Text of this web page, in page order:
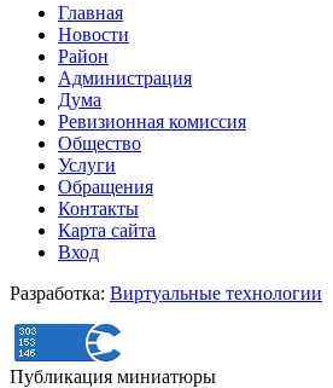
Главная
Новости
Район
Администрация
Дума
Ревизионная комиссия
Общество
Услуги
Обращения
Контакты
Карта сайта
Вход
Разработка: Виртуальные технологии
Публикация миниатюры